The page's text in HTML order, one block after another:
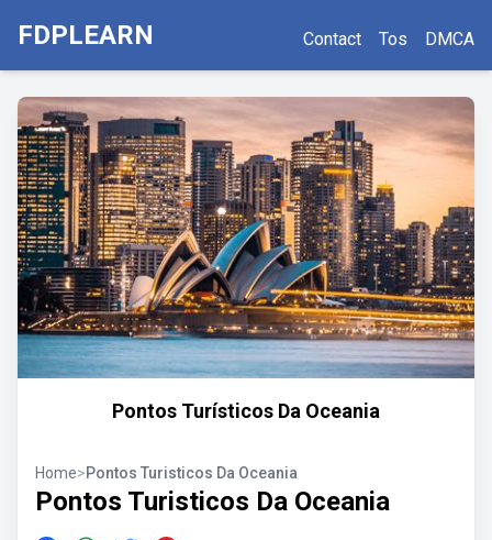
FDPLEARN Contact Tos DMCA
Pontos Turísticos Da Oceania
Home>Pontos Turisticos Da Oceania
Pontos Turisticos Da Oceania